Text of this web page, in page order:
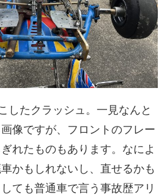
したクラッシュ。一見なんと
像ですが、フロントのフレー
れたものもあります。なによ
かもしれないし、直せるかも
ても普通車で言う事故歴アリ